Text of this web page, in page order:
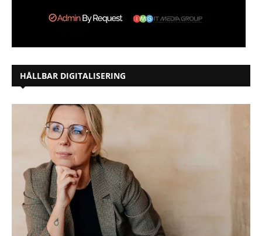
HÅLLBAR DIGITALISERING